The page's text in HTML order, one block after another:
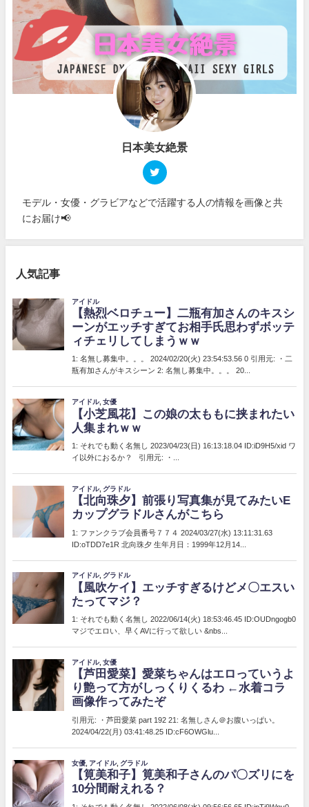
日本美女絶景
モデル・女優・グラビアなどで活躍する人の情報を画像と共
にお届け📢
人気記事